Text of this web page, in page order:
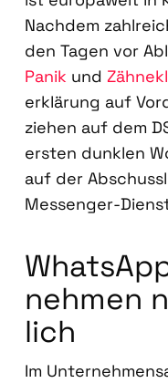
Nach­dem
den Tagen vor
Panik und
er­klä­rung auf
zie­hen auf dem
ers­ten dunk­len
auf der
Mes­sen­ger-
neh­men
lich
Im